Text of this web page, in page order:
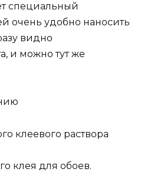
специальный
очень удобно наносить
видно
и можно тут же
клеевого раствора
клея для обоев.